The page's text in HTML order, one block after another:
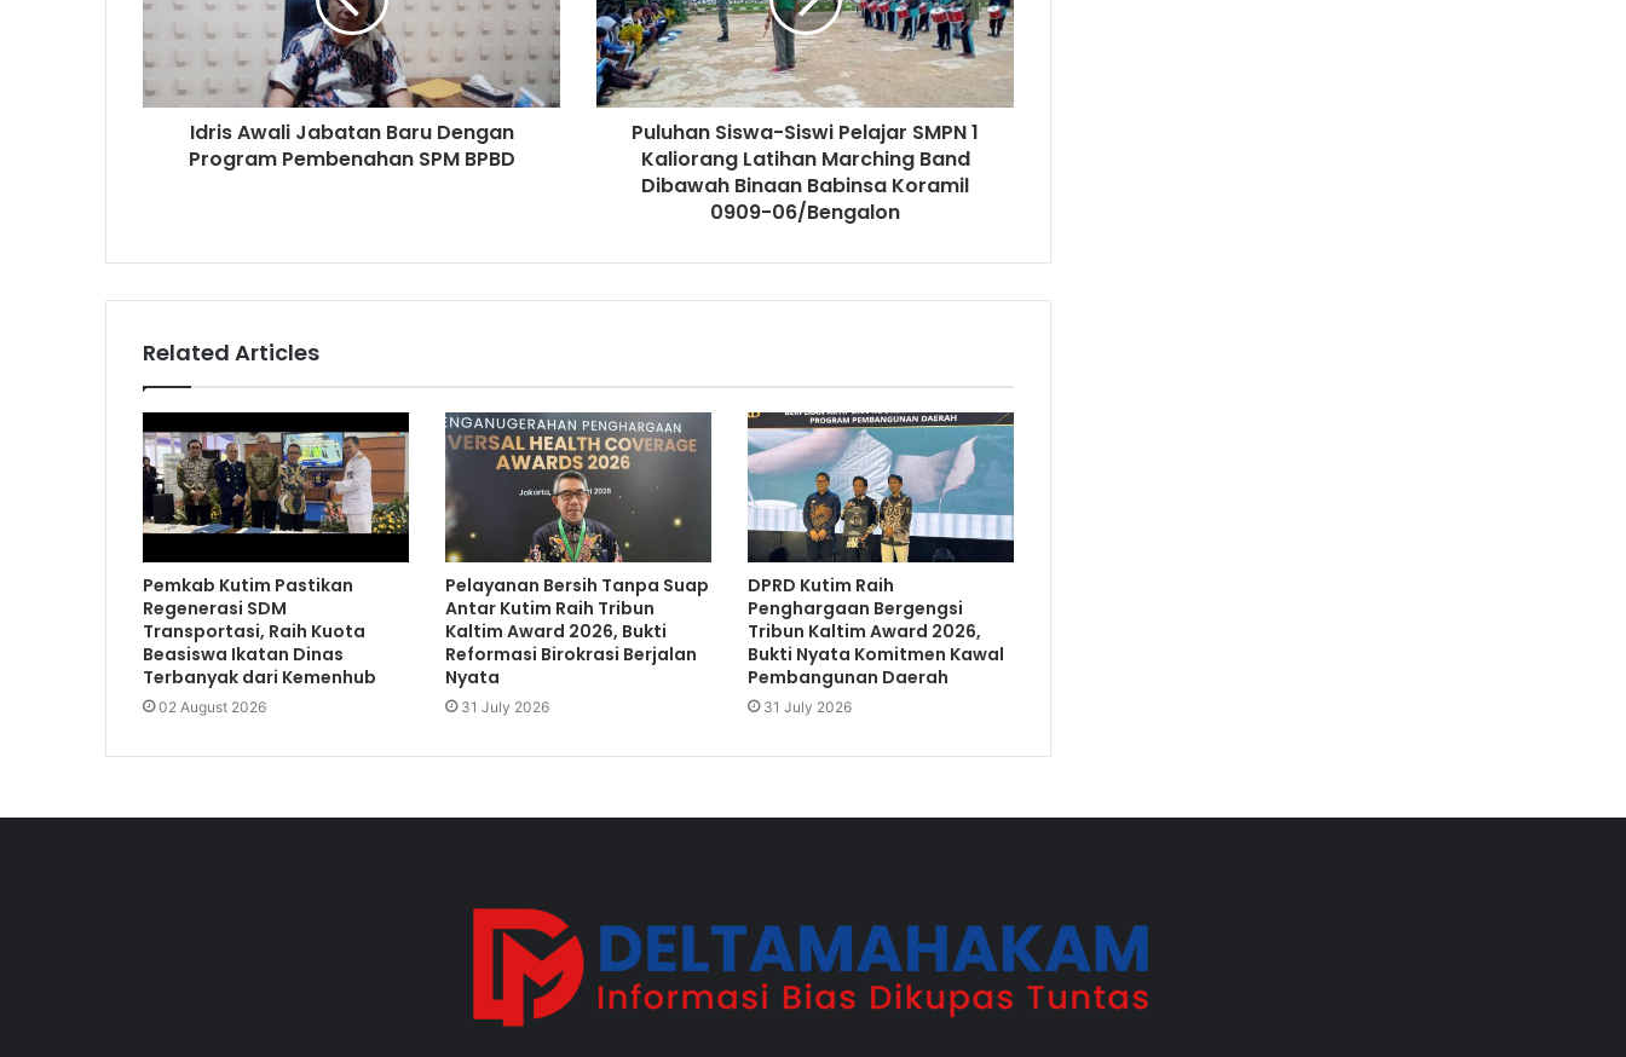
Idris Awali Jabatan Baru Dengan
Program Pembenahan SPM BPBD
Puluhan Siswa-Siswi Pelajar SMPN 1
Kaliorang Latihan Marching Band
Dibawah Binaan Babinsa Koramil
0909-06/Bengalon
Related Articles
Pemkab Kutim Pastikan
Regenerasi SDM
Transportasi, Raih Kuota
Beasiswa Ikatan Dinas
Terbanyak dari Kemenhub
02 August 2026
Pelayanan Bersih Tanpa Suap
Antar Kutim Raih Tribun
Kaltim Award 2026, Bukti
Reformasi Birokrasi Berjalan
Nyata
31 July 2026
DPRD Kutim Raih
Penghargaan Bergengsi
Tribun Kaltim Award 2026,
Bukti Nyata Komitmen Kawal
Pembangunan Daerah
31 July 2026